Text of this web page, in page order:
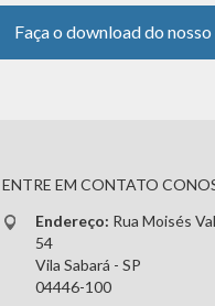
Faça o download do
ENTRE EM CONTATO
Endereço: Rua Moisés
54
Vila Sabará - SP
04446-100